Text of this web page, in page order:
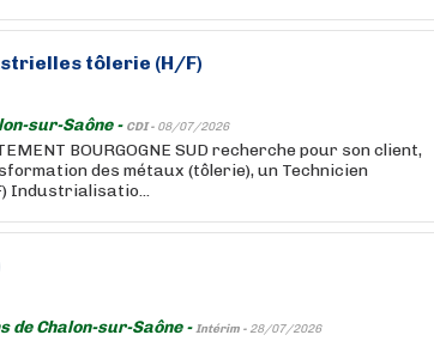
tôlerie (H/F)
sur-Saône - CDI - 08/07/2026
BOURGOGNE SUD recherche pour son client,
des métaux (tôlerie), un Technicien
Industrialisatio...
de Chalon-sur-Saône -Intérim - 28/07/2026